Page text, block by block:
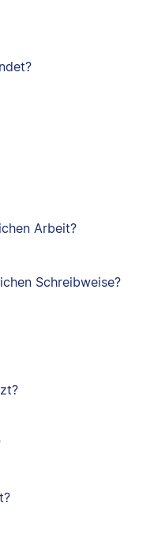
Arbeit?
Schreibweise?